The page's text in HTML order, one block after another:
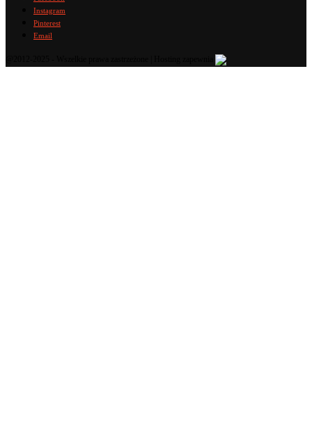
Instagram
Pinterest
Email